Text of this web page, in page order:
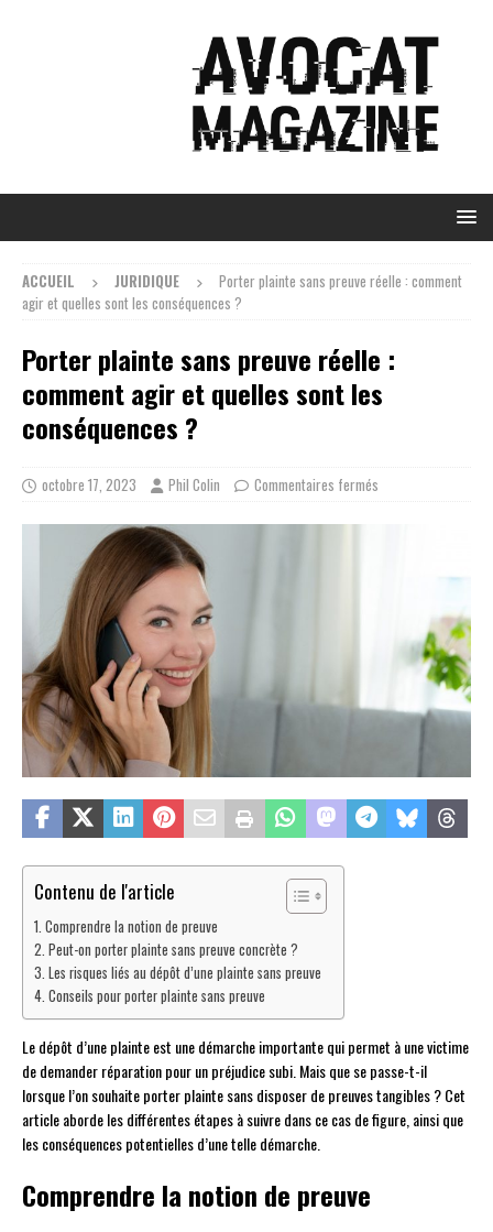
ACCUEIL JURIDIQUE
Porter plainte sans preuve réelle : comment
agir et quelles sont les conséquences ?
Porter plainte sans preuve réelle :
comment agir et quelles sont les
conséquences ?
octobre 17, 2023 Phil Colin Commentaires fermés
Contenu de l'article
Comprendre la notion de preuve
Peut-on porter plainte sans preuve concrète ?
Les risques liés au dépôt d’une plainte sans preuve
Conseils pour porter plainte sans preuve
Le dépôt d’une plainte est une démarche importante qui permet à une victime
de demander réparation pour un préjudice subi. Mais que se passe-t-il
lorsque l’on souhaite porter plainte sans disposer de preuves tangibles ? Cet
article aborde les différentes étapes à suivre dans ce cas de figure, ainsi que
les conséquences potentielles d’une telle démarche.
Comprendre la notion de preuve